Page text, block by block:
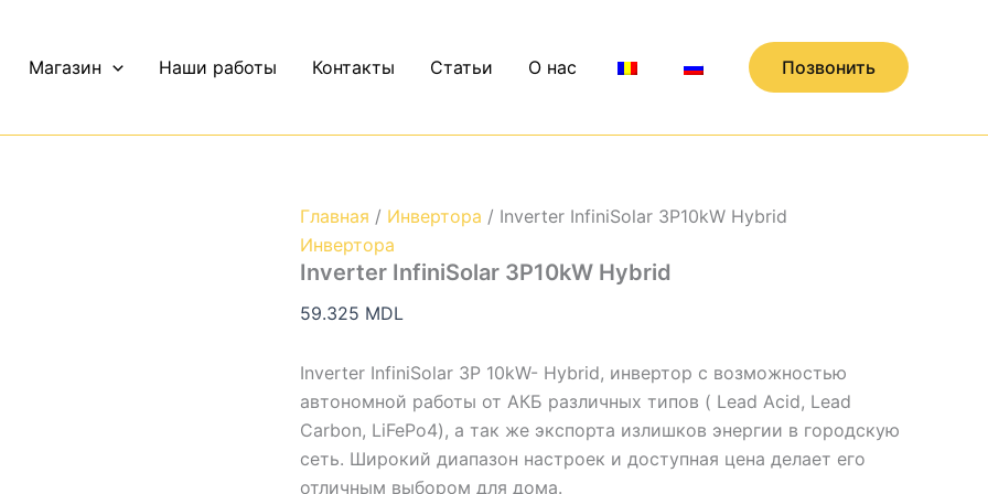
Магазин Наши работы Контакты Статьи О нас Позвонить
Главная / Инвертора / Inverter InfiniSolar 3P10kW Hybrid
Инвертора
Inverter InfiniSolar 3P10kW Hybrid
59.325 MDL
Inverter InfiniSolar 3P 10kW- Hybrid, инвертор с возможностью
автономной работы от АКБ различных типов ( Lead Acid, Lead
Carbon, LiFePo4), а так же экспорта излишков энергии в городскую
сеть. Широкий диапазон настроек и доступная цена делает его
отличным выбором для дома.
3P10kW